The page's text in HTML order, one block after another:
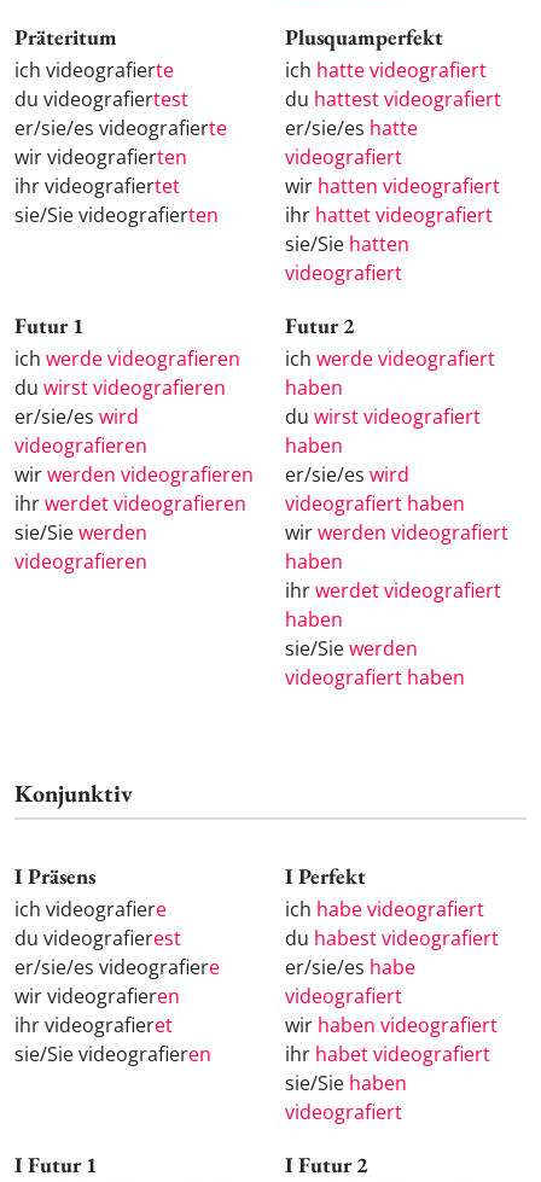
Präteritum
ich videografierte
du videografiertest
er/sie/es videografierte
wir videografierten
ihr videografiertet
sie/Sie videografierten
Plusquamperfekt
ich hatte videografiert
du hattest videografiert
er/sie/es hatte
videografiert
wir hatten videografiert
ihr hattet videografiert
sie/Sie hatten
videografiert
Futur 1
ich werde videografieren
du wirst videografieren
er/sie/es wird
videografieren
wirwerden videografieren
ihrwerdet videografieren
sie/Siewerden
videografieren
Futur 2
ich werde videografiert
haben
du wirst videografiert
haben
er/sie/es wird
videografiert haben
wirwerden videografiert
haben
ihrwerdet videografiert
haben
sie/Siewerden
videografiert haben
Konjunktiv
I Präsens
ich videografiere
du videografierest
er/sie/es videografiere
wir videografieren
ihr videografieret
sie/Sie videografieren
I Perfekt
ich habe videografiert
du habest videografiert
er/sie/es habe
videografiert
wir haben videografiert
ihr habet videografiert
sie/Sie haben
videografiert
I Futur 1 I Futur 2